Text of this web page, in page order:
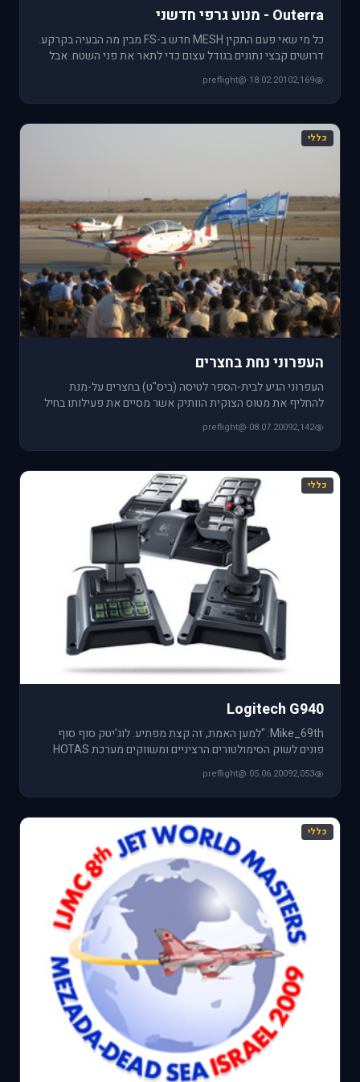
Outerra - מנוע גרפי חדשני
כל מי שאי פעם התקין MESH חדש ב-FS מבין מה הבעיה בקרקע.
דרושים קבצי נתונים בגודל עצום כדי לתאר את פני השטח. אבל
זמני
2,169
18.02.2010
·
@preflight
כללי
העפרוני נחת בחצרים
העפרוני הגיע לבית-הספר לטיסה (ביס"ט) בחצרים על-מנת
להחליף את מטוס הצוקית הוותיק אשר מסיים את פעילותו בחיל
2,142
08.07.2009
·
@preflight
כללי
Logitech G940
Mike_69th: "למען האמת, זה קצת מפתיע. לוג'יטק סוף סוף
פונים לשוק הסימולטורים הרציניים ומשווקים מערכת HOTAS
2,053
05.06.2009
·
@preflight
כללי